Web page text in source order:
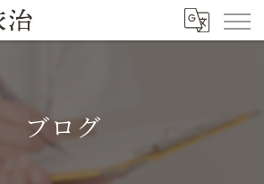
ブログ